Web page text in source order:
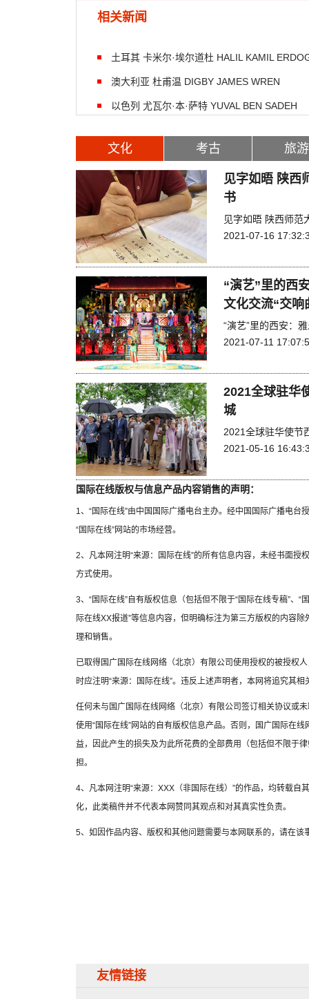
相关新闻
土耳其 卡米尔·埃尔道杜 HALIL KAMIL
澳大利亚 杜甫温 DIGBY JAMES WREN
以色列 尤瓦尔·本·萨特 YUVAL BEN SADEH
文化 考古 旅游
见字如晤 陕西
书
见字如晤 陕西师范
2021-07-16
“演艺”里的西
文化交流“交响
“演艺”里的西安：
2021-07-11
2021全球驻华
城
2021全球驻华使节
2021-05-16
国际在线版权与信息产品内容销售的声明：
1、“国际在线”由中国国际广播电台主办。经中国国际广播电
“国际在线”网站的市场经营。
2、凡本网注明“来源：国际在线”的所有信息内容，未经书面
方式使用。
3、“国际在线”自有版权信息（包括但不限于“国际在线专稿”、“
际在线XX报道”等信息内容，但明确标注为第三方版权的内容
理和销售。
已取得国广国际在线网络（北京）有限公司使用授权的被授权
时应注明“来源：国际在线”。违反上述声明者，本网将追究其相
任何未与国广国际在线网络（北京）有限公司签订相关协议或
使用“国际在线”网站的自有版权信息产品。否则，国广国际在
益，因此产生的损失及为此所花费的全部费用（包括但不限于
担。
4、凡本网注明“来源：XXX（非国际在线）”的作品，均转载自
化，此类稿件并不代表本网赞同其观点和对其真实性负责。
5、如因作品内容、版权和其他问题需要与本网联系的，请在该
友情链接